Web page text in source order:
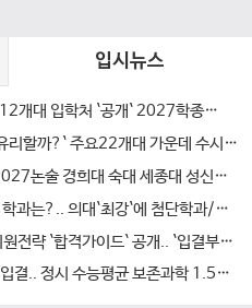
입시뉴스
서울대 고대 등 상위대 12개대 입학처 `공개` 2027학종 합격법?.. ‘탐구활동의 연결성과 깊이’
[2027대입] `사탐런 유리할까?` 주요22개대 가운데 수시 `사탐런 불가` 서울대 등 6개교 `수능최저 과탐지정`
‘최고의 수요자 친화` 2027논술 경희대 숙대 세종대 성신여대 광운대 5개교.. 모의논술/채점/해설영상/가이드북 4종 제공
2026 SKY 입결 톱10 학과는?.. 의대`최강`에 첨단학과/무전공/경제 약진 ‘다변화 흐름`
가톨릭대 2027수시 지원전략 `합격가이드` 공개.. `입결부터 면접문항 합격사례까지 총망라`
한국전통문화대 2026입결.. 정시 수능평균 보존과학 1.5등급 `최고` 국가유산관리 전통건축/무형유산 톱3